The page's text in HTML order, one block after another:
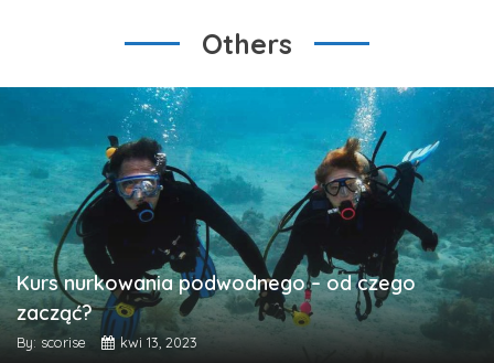
Others
Kurs nurkowania podwodnego – od czego
zacząć?
By: scorise kwi 13, 2023